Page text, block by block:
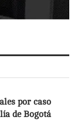
por caso
de Bogotá